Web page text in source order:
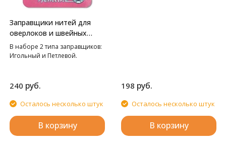
Заправщики нитей для
оверлоков и швейных
машин Hemline
В наборе 2 типа заправщиков:
Игольный и Петлевой.
240 руб.
Осталось несколько штук
В корзину
198 руб.
Осталось несколько штук
В корзину